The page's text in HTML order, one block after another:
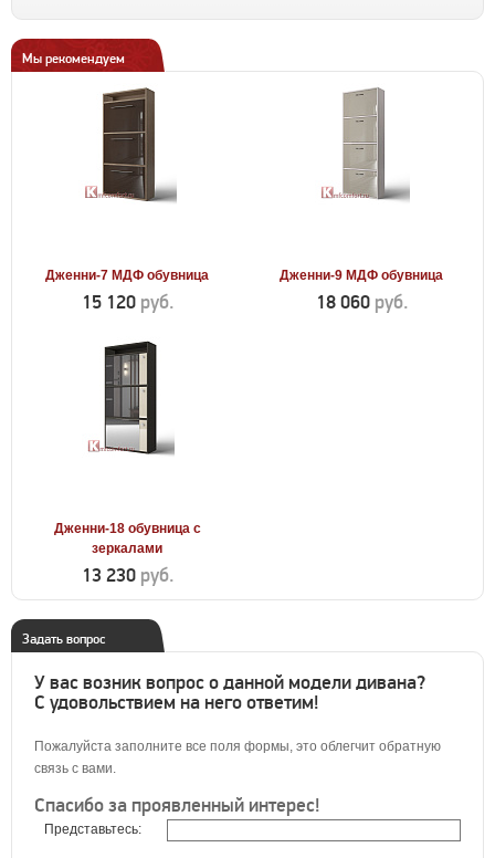
Мы рекомендуем
Дженни-7 МДФ обувница
15 120 руб.
Дженни-9 МДФ обувница
18 060 руб.
Дженни-18 обувница с
зеркалами
13 230 руб.
Задать вопрос
У вас возник вопрос о данной модели дивана?
С удовольствием на него ответим!
Пожалуйста заполните все поля формы, это облегчит обратную
связь с вами.
Спасибо за проявленный интерес!
Представьтесь: